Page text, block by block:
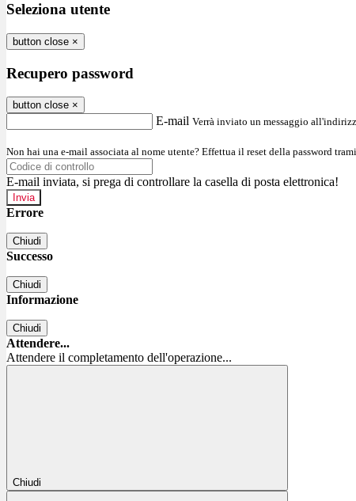
Seleziona utente
button close ×
Recupero password
button close ×
E-mail Verrà inviato un messaggio
Non hai una e-mail associata al nome utente? Effettua il reset della password
E-mail inviata, si prega di controllare la casella di posta elettronica!
Errore
Chiudi
Successo
Chiudi
Informazione
Chiudi
Attendere...
Attendere il completamento dell'operazione...
Chiudi